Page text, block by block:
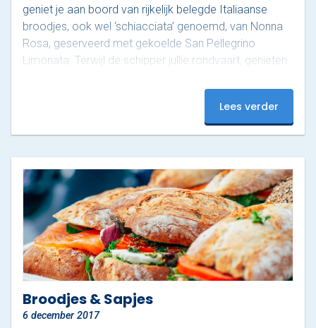
geniet je aan boord van rijkelijk belegde Italiaanse
broodjes, ook wel ‘schiacciata’ genoemd, van Nonna
Rosa, geserveerd met gekoelde San Pellegrino
Limonata. Terwijl de schipper jullie rondvaart, genieten
‘schiacciata’ aan boord. Dit arrangement is te boeken
vanaf 6 personen. Wat je krijgt Divers belegde
Italiaanse ‘schiacciata’ van Nonna Rosa Gekoelde
opties mogelijk! Prijsopbouw Boothuur Varen 1,5 uur |
€300 Varen…
Lees verder
Broodjes & Sapjes
6 december 2017